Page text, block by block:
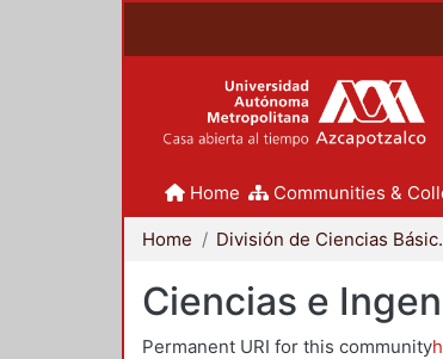
Home Communities &
Home División
Ciencias e
Permanent URI for this community